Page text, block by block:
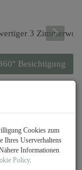
Besichtigung
in
Adresse für
Cookies zum
Ihres Userverhaltens
Informationen
Policy.